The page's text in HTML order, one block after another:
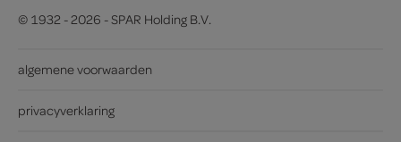
© 1932 - 2026 - SPAR Holding B.V.
algemene voorwaarden
privacyverklaring